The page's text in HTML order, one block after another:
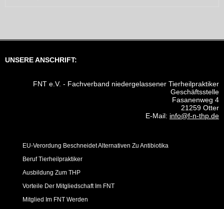
UNSERE ANSCHRIFT:
FNT e.V. - Fachverband niedergelassener Tierheilpraktiker
Geschäftsstelle
Fasanenweg 4
21259 Otter
E-Mail: info@f-n-thp.de
EU-Verordung Beschneidet Alternativen Zu Antibiotika
Beruf Tierheilpraktiker
Ausbildung Zum THP
Vorteile Der Mitgliedschaft Im FNT
Mitglied Im FNT Werden